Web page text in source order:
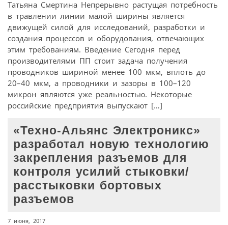
Татьяна Смертина Непрерывно растущая потребность
в травлении линии малой ширины является
движущей силой для исследований, разработки и
создания процессов и оборудования, отвечающих
этим требованиям. Введение Сегодня перед
производителями ПП стоит задача получения
проводников шириной менее 100 мкм, вплоть до
20–40 мкм, а проводники и зазоры в 100–120
микрон являются уже реальностью. Некоторые
российские предприятия выпускают […]
«Техно-Альянс Электроникс»
разработал новую технологию
закрепления разъемов для
контроля усилий стыковки/
расстыковки бортовых
разъемов
7 июня, 2017